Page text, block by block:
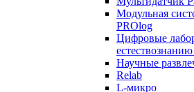
Модульная
PROlog
Цифровые
Научные
Relab
L-микро